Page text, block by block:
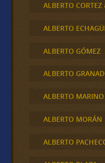
ALBERTO
ALBERTO
ALBERTO GÓMEZ
ALBERTO
ALBERTO MARINO
ALBERTO MORÁN
ALBERTO